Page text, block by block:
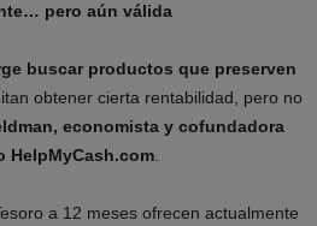
pero aún válida
buscar productos que preserven
obtener cierta rentabilidad, pero no
economista y cofundadora
HelpMyCash.com.
a 12 meses ofrecen actualmente